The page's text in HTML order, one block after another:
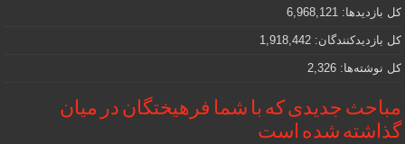
کل بازدیدها: 6,968,121
کل بازدیدکنند‌گان: 1,918,442
کل نوشته‌ها: 2,326
مباحث جدیدی که با شما فرهیختگان در میان
گذاشته شده است